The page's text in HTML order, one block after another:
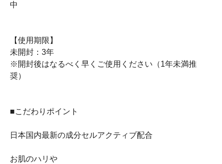
中
【使用期限】
未開封：3年
※開封後はなるべく早くご使用ください（1年未満推
奨）
■こだわりポイント
日本国内最新の成分セルアクティブ配合
お肌のハリや